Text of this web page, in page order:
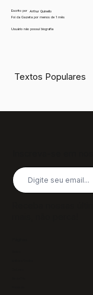
Escrito por
Arthur Quinello
Foi da Gazeta por menos de 1 mês
Usuário não possui biografia
Textos Populares